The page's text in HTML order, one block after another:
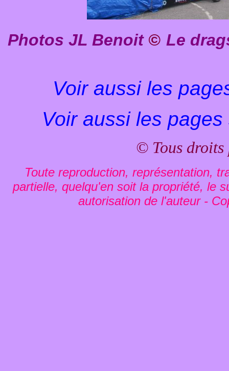
Photos JL Benoit © Le
Voir aussi les
Voir aussi les
© Tous droits
Toute reproduction, représentation,
partielle, quelqu'en soit la propriété, le
autorisation de l'auteur -